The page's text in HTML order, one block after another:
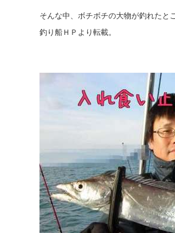
そんな中、ボチボチの大物が釣れたと
釣り船ＨＰより転載。